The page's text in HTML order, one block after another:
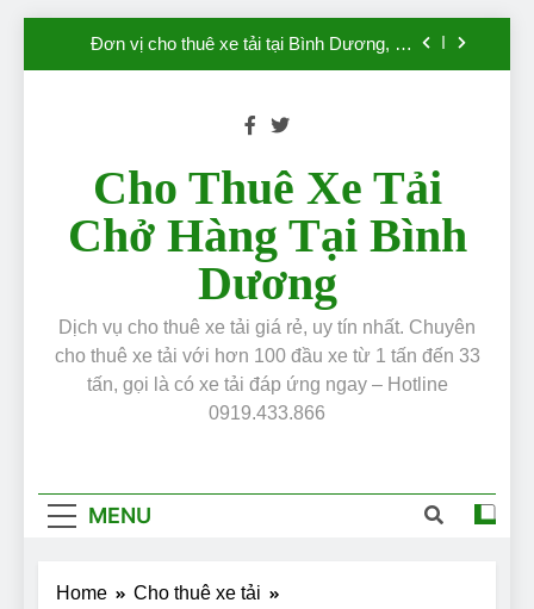
Đơn vị cho thuê xe tải tại Bình Dương, an
Kết Giữ Nguyên Giá Cho Thuê Xe Tải, Đồng
Hành Cùng Doanh Nghiệp
Bình Dương: khi mỗi chuyến xe tải là một
“Mắt Xích” sống còn của doanh nghiệp.
Đơn vị cho thuê xe tải tại Bình Dương, an
toàn, uy tín, chuyên nghiệp, giá chỉ từ 300k
Dịch vụ cho thuê xe tải uy tín, giá rẻ số # 1
Việt Nam
Cho Thuê Xe Tải
Chở Hàng Tại Bình
Dương
Dịch vụ cho thuê xe tải giá rẻ, uy tín nhất. Chuyên
cho thuê xe tải với hơn 100 đầu xe từ 1 tấn đến 33
tấn, gọi là có xe tải đáp ứng ngay – Hotline
0919.433.866
MENU
Home
Cho thuê xe tải